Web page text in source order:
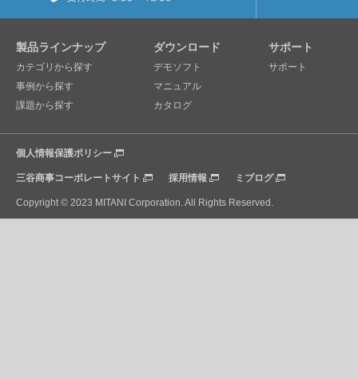
製品ラインナップ
カテゴリから探す
事例から探す
課題から探す
ダウンロード
デモソフト
マニュアル
カタログ
サポート
サポート
個人情報保護ポリシー
三谷商事コーポレートサイト 採用情報 ミブログ
Copyright © 2023 MITANI Corporation. All Rights Reserved.